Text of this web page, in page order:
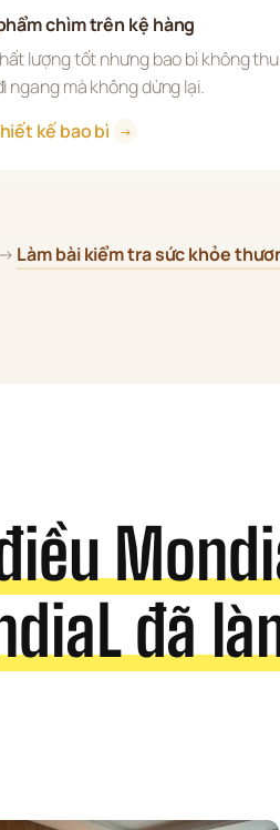
chìm trên kệ hàng
lượng tốt nhưng bao bì không thu
ngang mà không dừng lại.
kế bao bì
→
Làm bài kiểm tra sức khỏe
đã